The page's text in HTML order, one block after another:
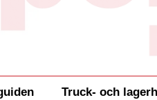
Truck- och